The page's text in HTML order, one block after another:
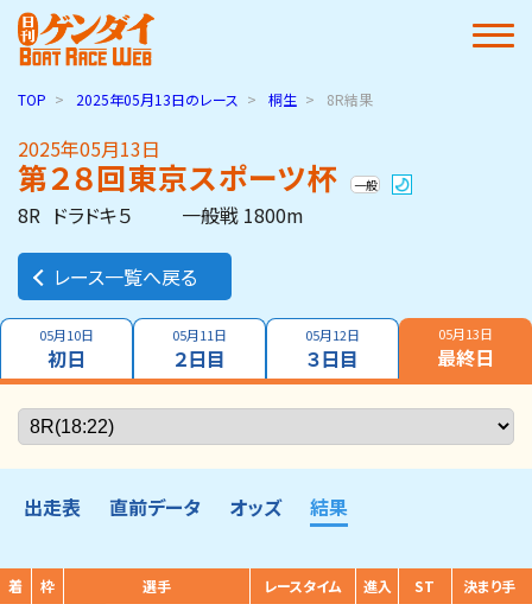
TOP 2025年05月13日のレース 桐生 8R結果
2025年05月13日
第２８回東京スポーツ杯 一般
8R ドラドキ５ 一般戦 1800m
レース一覧へ戻る
05月10日
初日
05月11日
２日目
05月12日
３日目
05月13日
最終日
出走表 直前データ オッズ 結果
着 枠 選手 レースタイム 進入 ST 決まり手